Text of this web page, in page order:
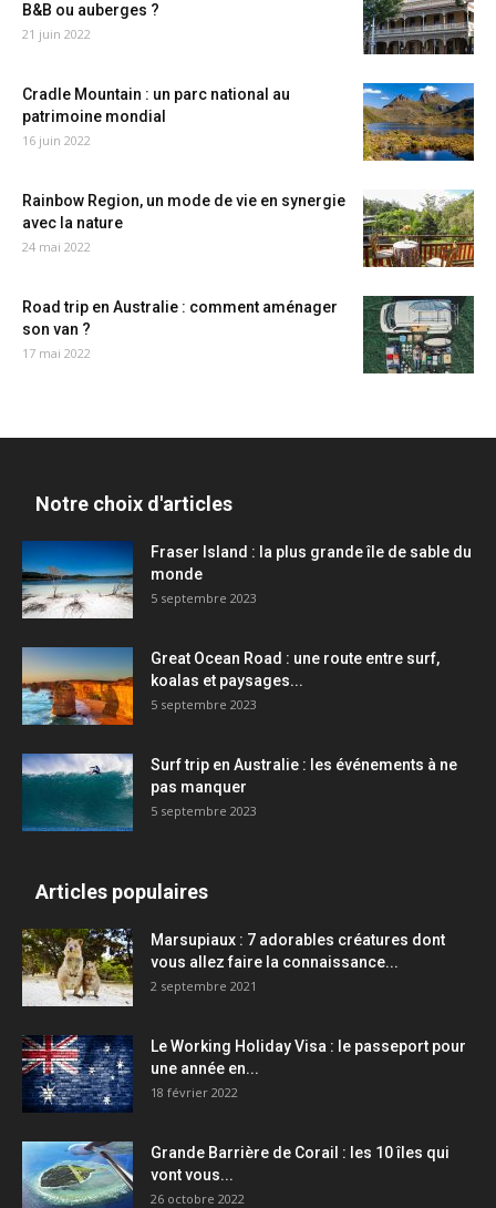
B&B ou auberges ?
21 juin 2022
Cradle Mountain : un parc national au
patrimoine mondial
16 juin 2022
Rainbow Region, un mode de vie en synergie
avec la nature
24 mai 2022
Road trip en Australie : comment aménager
son van ?
17 mai 2022
Notre choix d'articles
Fraser Island : la plus grande île de sable du
monde
5 septembre 2023
Great Ocean Road : une route entre surf,
koalas et paysages...
5 septembre 2023
Surf trip en Australie : les événements à ne
pas manquer
5 septembre 2023
Articles populaires
Marsupiaux : 7 adorables créatures dont
vous allez faire la connaissance...
2 septembre 2021
Le Working Holiday Visa : le passeport pour
une année en...
18 février 2022
Grande Barrière de Corail : les 10 îles qui
vont vous...
26 octobre 2022